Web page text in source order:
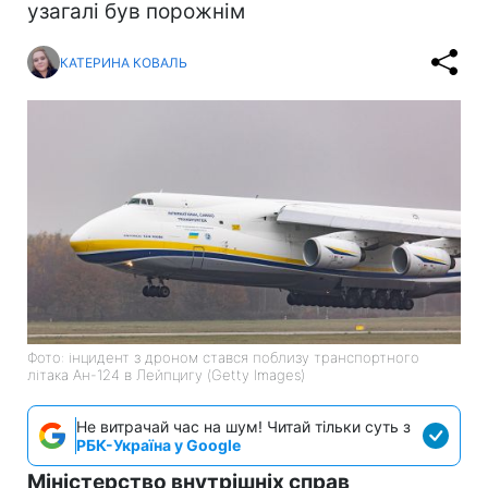
узагалі був порожнім
КАТЕРИНА КОВАЛЬ
Фото: інцидент з дроном стався поблизу транспортного
літака Ан-124 в Лейпцигу (Getty Images)
Не витрачай час на шум! Читай тільки суть з
РБК-Україна у Google
Міністерство внутрішніх справ